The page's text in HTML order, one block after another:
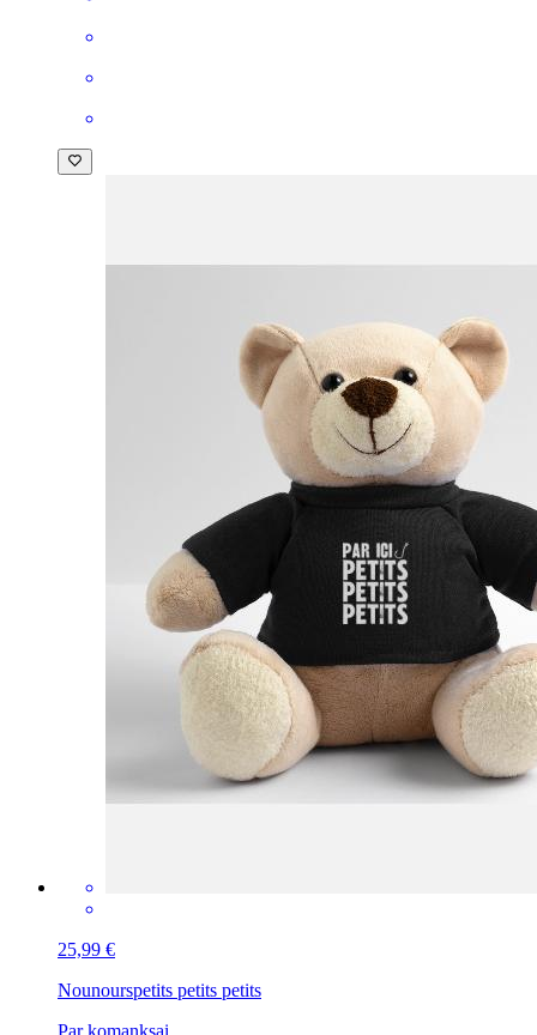
25,99 €
Nounourspetits petits petits